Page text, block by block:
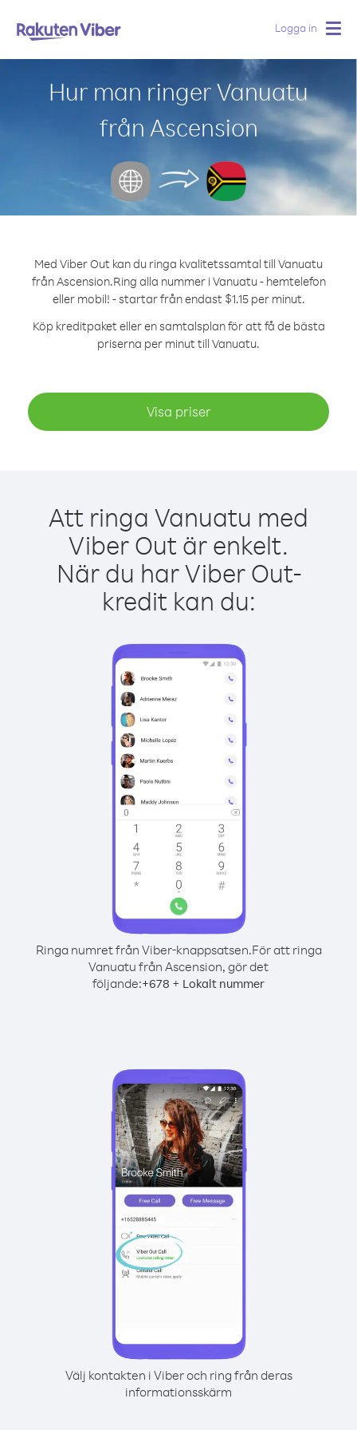
Logga in
Hur man ringer Vanuatu
från Ascension
Med Viber Out kan du ringa kvalitetssamtal till Vanuatu
från Ascension.Ring alla nummer i Vanuatu - hemtelefon
eller mobil! - startar från endast $1.15 per minut.
Köp kreditpaket eller en samtalsplan för att få de bästa
priserna per minut till Vanuatu.
Visa priser
Att ringa Vanuatu med
Viber Out är enkelt.
När du har Viber Out-
kredit kan du:
Ringa numret från Viber-knappsatsen.För att ringa
Vanuatu från Ascension, gör det
följande:+678 + Lokalt nummer
Välj kontakten i Viber och ring från deras
informationsskärm